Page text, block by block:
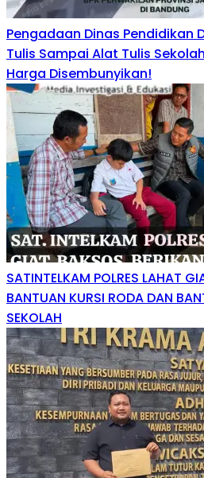
Pengadaan Dinas Pendidikan
Tulis Sampai Alat Tulis
Harga Disembunyikan!
SATINTELKAM POLRES LAHAT
BANTUAN KURSI RODA DAN
SEKOLAH